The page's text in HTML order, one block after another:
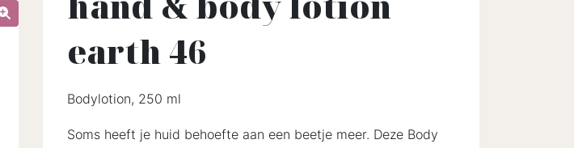
earth 46
Bodylotion, 250 ml
Soms heeft je huid behoefte aan een beetje meer. Deze Body